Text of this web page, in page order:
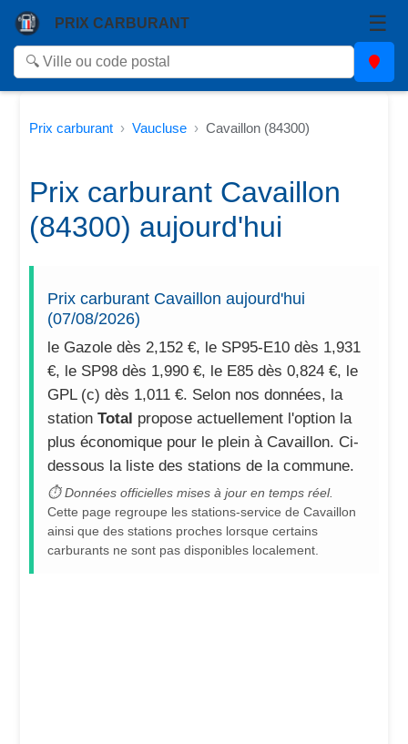
PRIX CARBURANT ☰
Prix carburant Vaucluse Cavaillon (84300)
Prix carburant Cavaillon
(84300) aujourd'hui
Prix carburant Cavaillon aujourd'hui
(07/08/2026)
le Gazole dès 2,152 €, le SP95-E10 dès 1,931
€, le SP98 dès 1,990 €, le E85 dès 0,824 €, le
GPL (c) dès 1,011 €. Selon nos données, la
stationTotal propose actuellement l'option la
plus économique pour le plein à Cavaillon. Ci-
dessous la liste des stations de la commune.
⏱ Données officielles mises à jour en temps réel.
Cette page regroupe les stations-service de Cavaillon
ainsi que des stations proches lorsque certains
carburants ne sont pas disponibles localement.